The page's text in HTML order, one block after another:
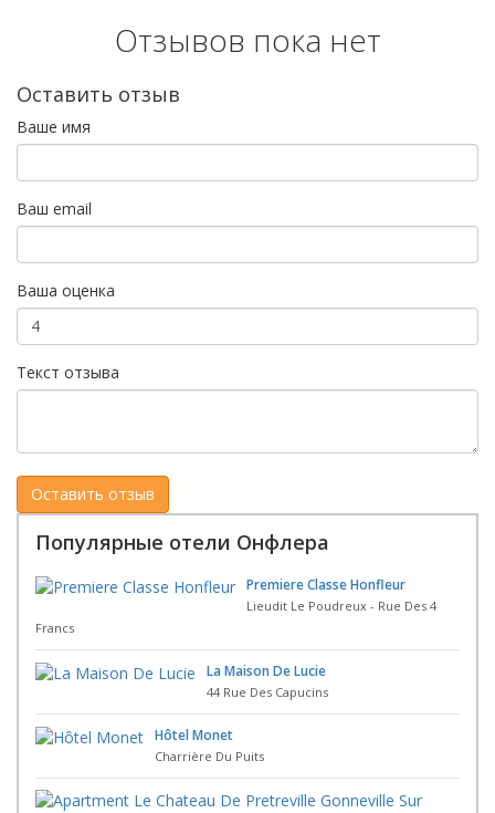
Отзывов пока нет
Оставить отзыв
Ваше имя
Ваш email
Ваша оценка
Текст отзыва
Популярные отели Онфлера
Premiere Classe Honfleur
Lieudit Le Poudreux - Rue Des 4
Francs
La Maison De Lucie
44 Rue Des Capucins
Hôtel Monet
Charrière Du Puits